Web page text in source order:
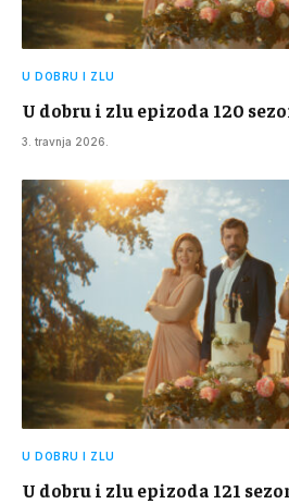
U DOBRU I ZLU
U dobru i zlu epizoda 120
3. travnja 2026.
U DOBRU I ZLU
U dobru i zlu epizoda 121